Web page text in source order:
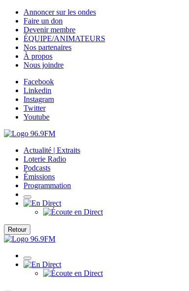
Annoncer sur les ondes
Faire un don
Devenir membre
ÉQUIPE/ANIMATEURS
Nos partenaires
À propos
Nous joindre
Facebook
Linkedin
Instagram
Twitter
Youtube
Actualité | Extraits
Loterie Radio
Podcasts
Émissions
Programmation
Retour